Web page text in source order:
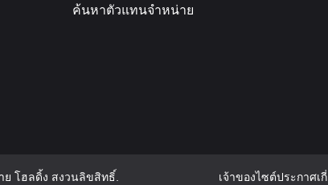
ค้นหาตัวแทนจำหน่าย
โฮลดิ้ง สงวนลิขสิทธิ์. เจ้าของไซต์ประกาศเ